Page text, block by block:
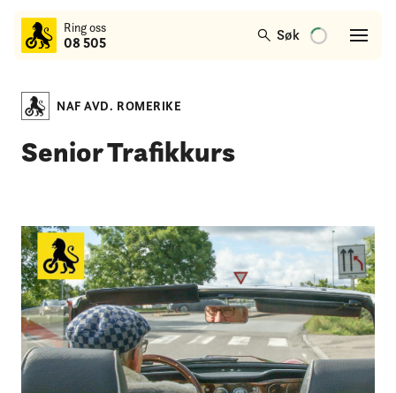
Ring oss
08 505 Søk
hovedinnhold
NAF AVD. ROMERIKE
Senior Trafikkurs